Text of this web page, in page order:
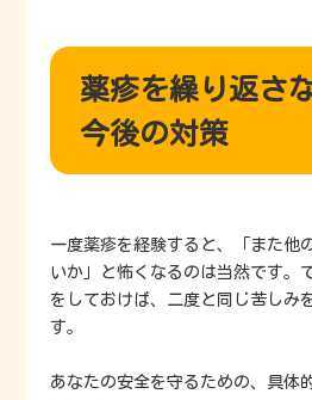
薬疹を繰り返さ
今後の対策
一度薬疹を経験すると、「また他
いか」と怖くなるのは当然です。
をしておけば、二度と同じ苦しみ
す。
あなたの安全を守るための、具体